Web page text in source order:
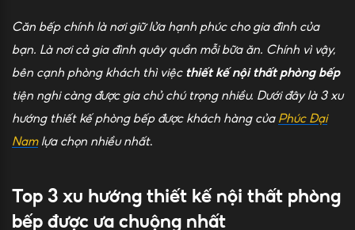
Căn bếp chính là nơi giữ lửa hạnh phúc cho gia đình của
bạn. Là nơi cả gia đình quây quần mỗi bữa ăn. Chính vì vậy,
bên cạnh phòng khách thì việc thiết kế nội thất phòng bếp
tiện nghi càng được gia chủ chú trọng nhiều. Dưới đây là 3 xu
hướng thiết kế phòng bếp được khách hàng của Phúc Đại
Namlựa chọn nhiều nhất.
Top 3 xu hướng thiết kế nội thất phòng
bếp được ưa chuộng nhất